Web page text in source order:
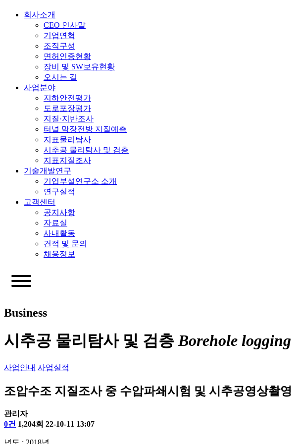
회사소개
CEO 인사말
기업연혁
조직구성
면허인증현황
장비 및 SW보유현황
오시는 길
사업분야
지하안전평가
도로포장평가
지질·지반조사
터널 막장전방 지질예측
지표물리탐사
시추공 물리탐사 및 검층
지표지질조사
기술개발연구
기업부설연구소 소개
연구실적
고객센터
공지사항
자료실
사내활동
견적 및 문의
채용정보
Business
시추공 물리탐사 및 검층Borehole logging
사업안내 사업실적
조압수조 지질조사 중 수압파쇄시험 및 시추공영상촬영
관리자
0건 1,204회 22-10-11 13:07
년도 : 2018년